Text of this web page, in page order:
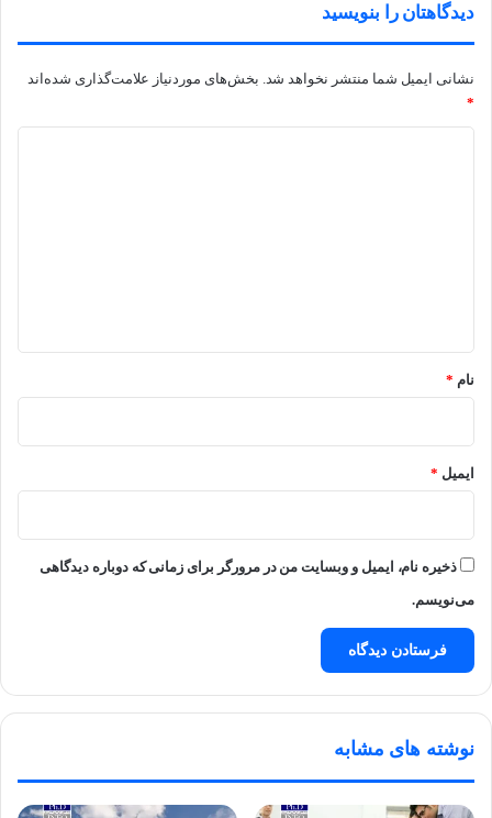
دیدگاهتان را بنویسید
نشانی ایمیل شما منتشر نخواهد شد. بخش‌های موردنیاز علامت‌گذاری شده‌اند
*
نام *
ایمیل *
ذخیره نام، ایمیل و وبسایت من در مرورگر برای زمانی که دوباره دیدگاهی
می‌نویسم.
نوشته های مشابه